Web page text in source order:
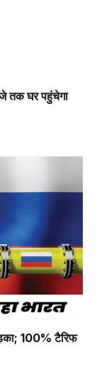
तक घर पहुंचेगा
100% टैरिफ